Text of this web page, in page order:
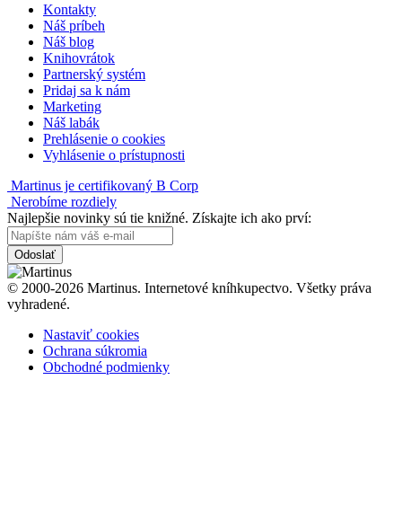
Kontakty
Náš príbeh
Náš blog
Knihovrátok
Partnerský systém
Pridaj sa k nám
Marketing
Náš labák
Prehlásenie o cookies
Vyhlásenie o prístupnosti
Martinus je certifikovaný B Corp
Nerobíme rozdiely
Najlepšie novinky sú tie knižné. Získajte ich ako prví:
Odoslať
© 2000-2026 Martinus. Internetové kníhkupectvo. Všetky práva
vyhradené.
Nastaviť cookies
Ochrana súkromia
Obchodné podmienky